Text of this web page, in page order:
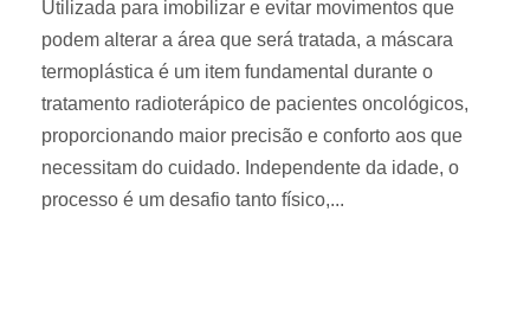
Utilizada para imobilizar e evitar movimentos que
podem alterar a área que será tratada, a máscara
termoplástica é um item fundamental durante o
tratamento radioterápico de pacientes oncológicos,
proporcionando maior precisão e conforto aos que
necessitam do cuidado. Independente da idade, o
processo é um desafio tanto físico,...